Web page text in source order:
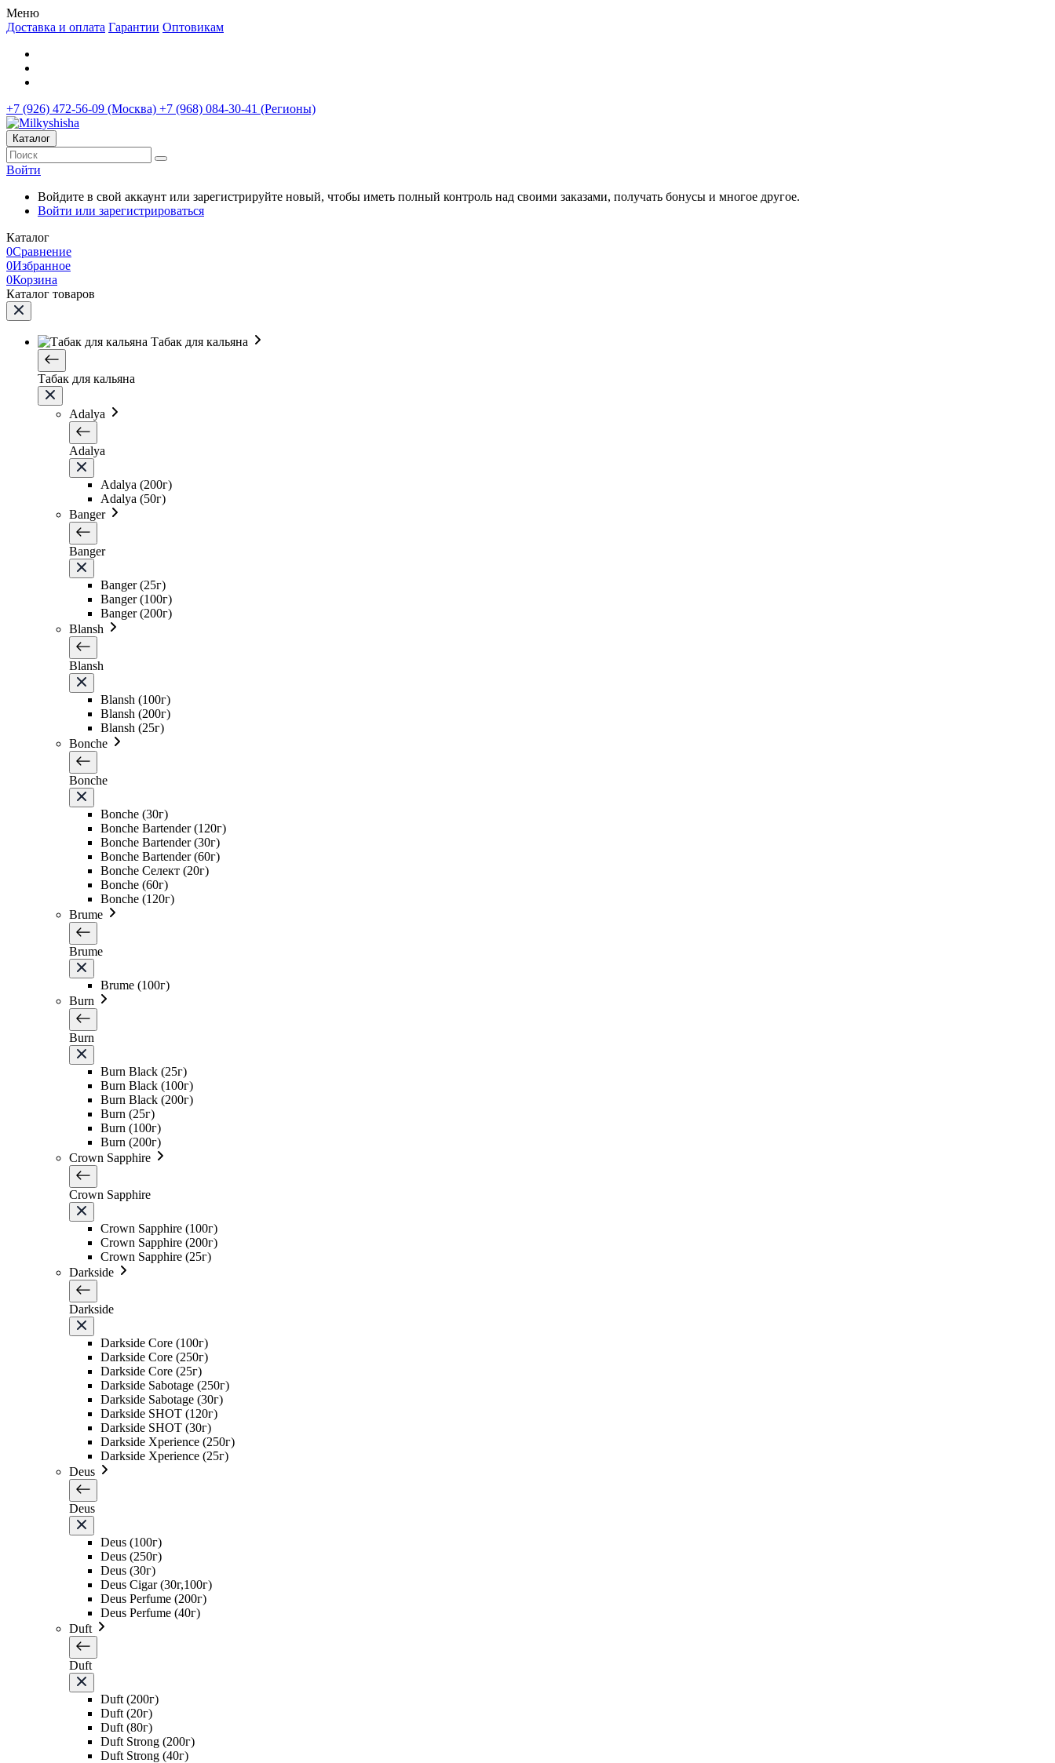
Меню
Доставка и оплата Гарантии Оптовикам
+7 (926) 472-56-09 (Москва) +7 (968) 084-30-41 (Регионы)
Каталог
Войти
Войдите в свой аккаунт или зарегистрируйте новый, чтобы иметь полный контроль над своими заказами, получать бонусы и многое другое.
Войти или зарегистрироваться
Каталог
0Сравнение
0Избранное
0Корзина
Каталог товаров
Табак для кальяна
Табак для кальяна
Adalya
Adalya
Adalya (200г)
Adalya (50г)
Banger
Banger
Banger (25г)
Banger (100г)
Banger (200г)
Blansh
Blansh
Blansh (100г)
Blansh (200г)
Blansh (25г)
Bonche
Bonche
Bonche (30г)
Bonche Bartender (120г)
Bonche Bartender (30г)
Bonche Bartender (60г)
Bonche Селект (20г)
Bonche (60г)
Bonche (120г)
Brume
Brume
Brume (100г)
Burn
Burn
Burn Black (25г)
Burn Black (100г)
Burn Black (200г)
Burn (25г)
Burn (100г)
Burn (200г)
Crown Sapphire
Crown Sapphire
Crown Sapphire (100г)
Crown Sapphire (200г)
Crown Sapphire (25г)
Darkside
Darkside
Darkside Core (100г)
Darkside Core (250г)
Darkside Core (25г)
Darkside Sabotage (250г)
Darkside Sabotage (30г)
Darkside SHOT (120г)
Darkside SHOT (30г)
Darkside Xperience (250г)
Darkside Xperience (25г)
Deus
Deus
Deus (100г)
Deus (250г)
Deus (30г)
Deus Cigar (30г,100г)
Deus Perfume (200г)
Deus Perfume (40г)
Duft
Duft
Duft (200г)
Duft (20г)
Duft (80г)
Duft Strong (200г)
Duft Strong (40г)